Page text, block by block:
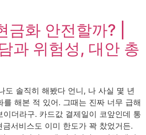
금화 안전할까? |
과 위험성, 대안 총
도 솔직히 해봤다 언니, 나 사실 몇 년
를 해본 적 있어. 그때는 진짜 너무 급해
더라구. 카드값 결제일이 코앞인데 통
서비스도 이미 한도가 꽉 찼었거든.